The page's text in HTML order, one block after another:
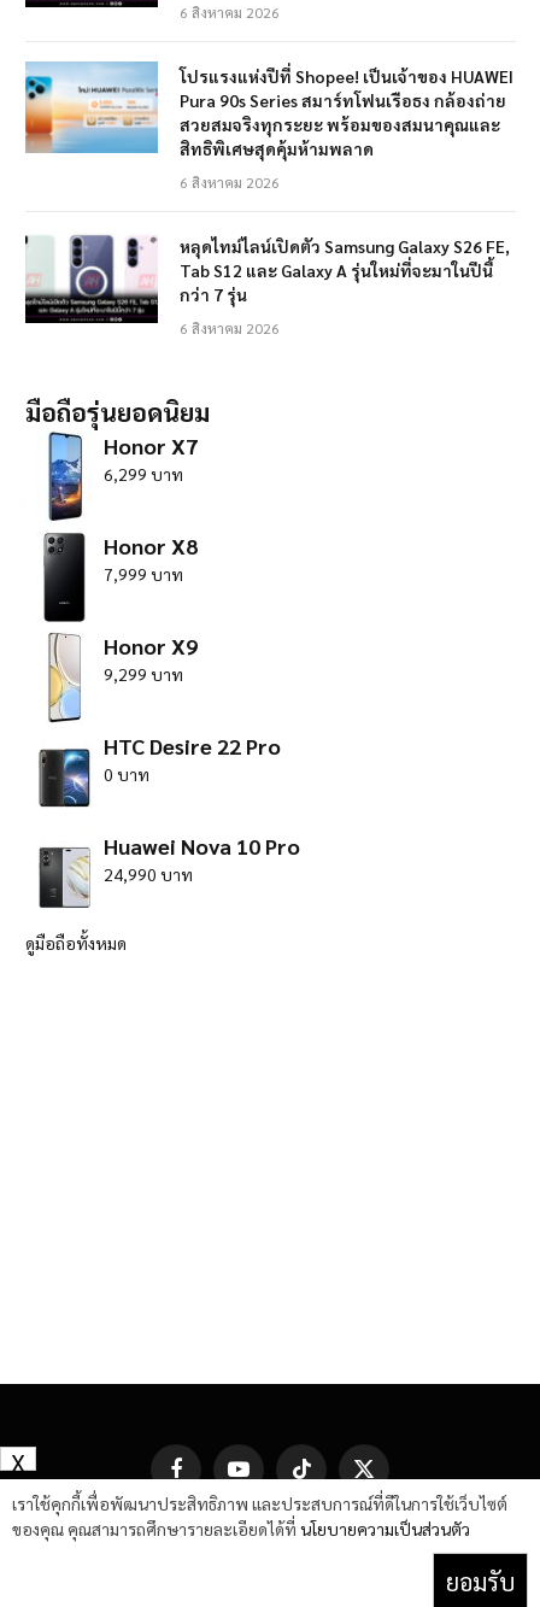
6 สิงหาคม 2026
โปรแรงแห่งปีที่ Shopee! เป็นเจ้าของ HUAWEI
Pura 90s Series สมาร์ทโฟนเรือธง กล้องถ่าย
สวยสมจริงทุกระยะ พร้อมของสมนาคุณและ
สิทธิพิเศษสุดคุ้มห้ามพลาด
6 สิงหาคม 2026
หลุดไทม์ไลน์เปิดตัว Samsung Galaxy S26 FE,
Tab S12 และ Galaxy A รุ่นใหม่ที่จะมาในปีนี้
กว่า 7 รุ่น
6 สิงหาคม 2026
มือถือรุ่นยอดนิยม
Honor X7
6,299 บาท
Honor X8
7,999 บาท
Honor X9
9,299 บาท
HTC Desire 22 Pro
0 บาท
Huawei Nova 10 Pro
24,990 บาท
ดูมือถือทั้งหมด
FacebookYouTube TikTok
X
(Twitter)
เราใช้คุกกี้เพื่อพัฒนาประสิทธิภาพ และประสบการณ์ที่ดีในการใช้เว็บไซต์
ของคุณ คุณสามารถศึกษารายละเอียดได้ที่ นโยบายความเป็นส่วนตัว
ยอมรับ
X